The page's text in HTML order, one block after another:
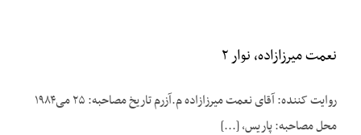
نعمت میرزازاده، نوار ۲
روایت کننده: آقای نعمت میرزازاده م.آزرم تاریخ مصاحبه: ۲۵ می‌۱۹۸۴
محل مصاحبه: پاریس، [...]